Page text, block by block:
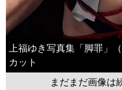
上福ゆき写真集「脚罪」
カット
まだまだ画像は